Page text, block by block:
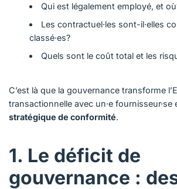
Qui est légalement employé, et
Les contractuel·les sont-il·elles
classé·es?
Quels sont le coût total et les
C’est là que la gouvernance transforme
transactionnelle avec un·e fournisseur·se
stratégique de conformité.
1. Le déficit de
gouvernance :